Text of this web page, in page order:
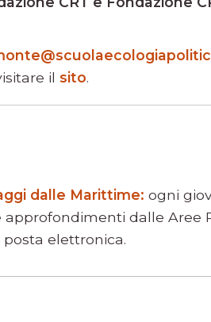
il sito.
dalle Marittime: ogni
dalle Aree
elettronica.